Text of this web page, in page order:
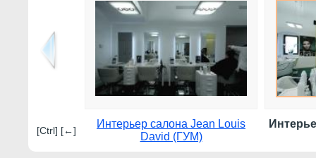
[Ctrl] [←]
Интерьер салона Jean Louis
David (ГУМ)